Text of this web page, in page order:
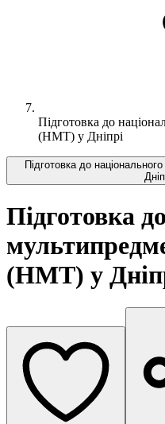
Підготовка до
(НМТ) у Дніпрі
Підготовка до
Підготовка
(НМТ) у